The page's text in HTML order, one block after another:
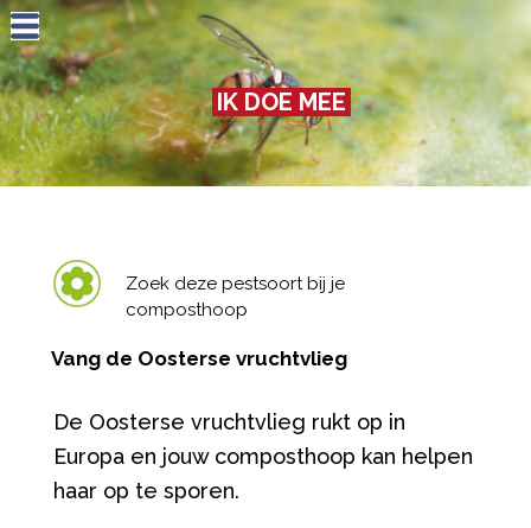
Jump to navigation
IK DOE MEE
Zoek deze pestsoort bij je
composthoop
Vang de Oosterse vruchtvlieg
De Oosterse vruchtvlieg rukt op in
Europa en jouw composthoop kan helpen
haar op te sporen.